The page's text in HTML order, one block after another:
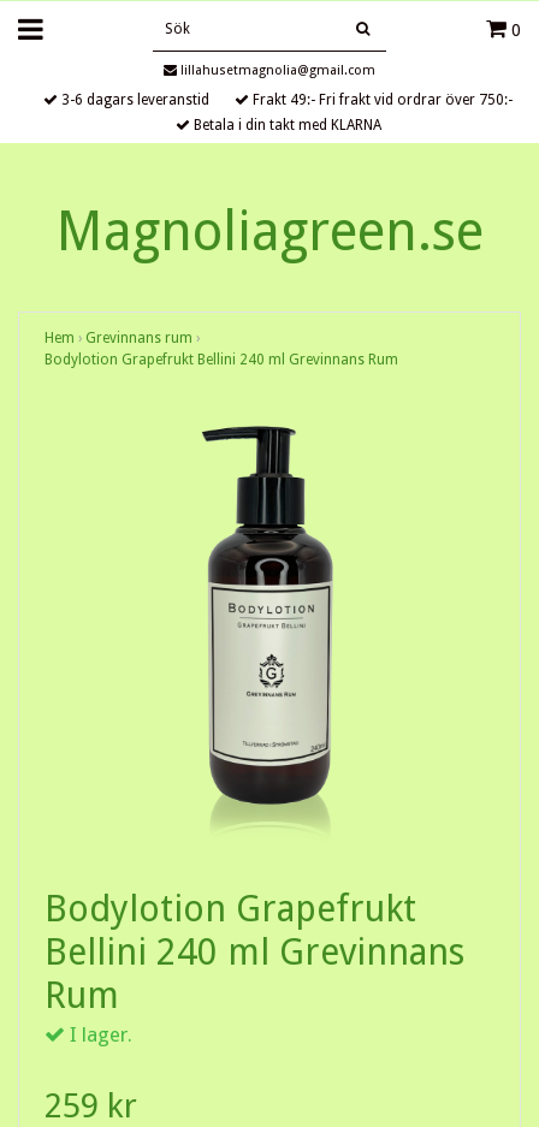
0
lillahusetmagnolia@gmail.com
3-6 dagars leveranstid
Frakt 49:- Fri frakt vid ordrar över 750:-
Betala i din takt med KLARNA
Magnoliagreen.se
Hem › Grevinnans rum ›
Bodylotion Grapefrukt Bellini 240 ml Grevinnans Rum
Bodylotion Grapefrukt
Bellini 240 ml Grevinnans
Rum
I lager.
259 kr